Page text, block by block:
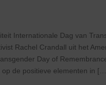
Internationale Dag van
Rachel Crandall uit het
Day of
de positieve elementen in